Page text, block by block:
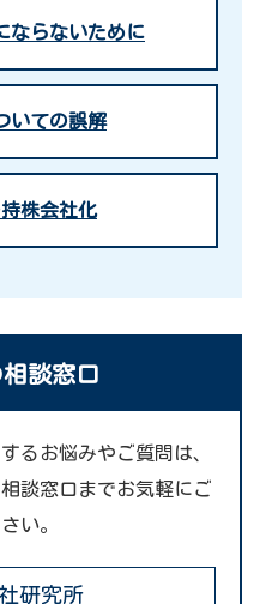
ならないために
いての誤解
株会社化
談窓口
るお悩みやご質問は、
談窓口までお気軽にご
い。
研究所